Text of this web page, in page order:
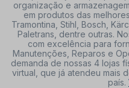
organização e
em produtos das
Tramontina, Stihl, Bosch,
Paletrans, dentre outras.
com excelência para
Manutenções, Reparos e
demanda de nossas 4 lojas
virtual, que já atendeu mais
país.